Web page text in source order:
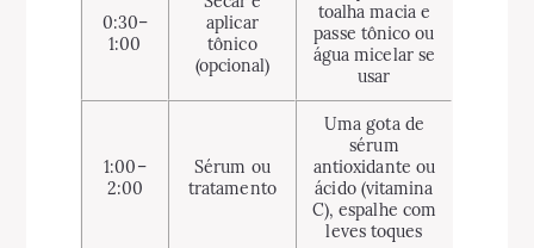
0:30–
1:00
aplicar
tônico
(opcional)
toalha macia e
passe tônico ou
água micelar se
usar
1:00–
2:00
Sérum ou
tratamento
Uma gota de
sérum
antioxidante ou
ácido (vitamina
C), espalhe com
leves toques